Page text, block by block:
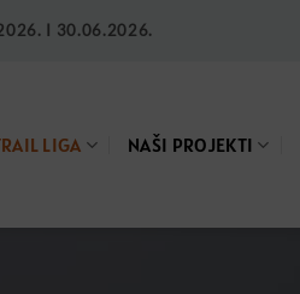
I 30.06.2026.
LIGA NAŠI PROJEKTI